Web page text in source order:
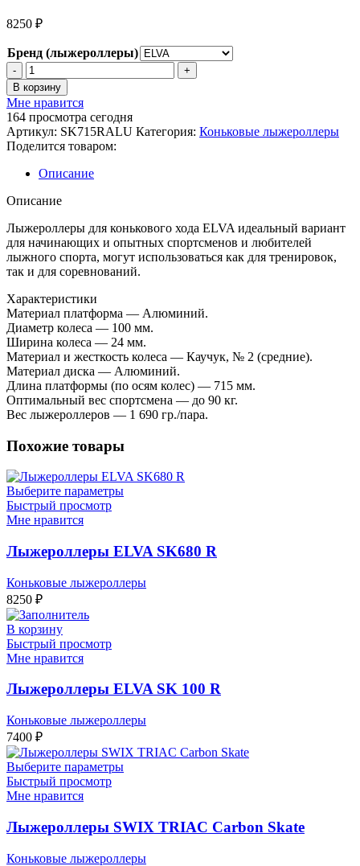
8250 ₽
Бренд (лыжероллеры)
Количество
товара
Лыжероллеры
ELVA
SK715R
ALU
В корзину
Мне нравится
164 просмотра сегодня
Артикул: SK715RALU Категория: Коньковые лыжероллеры
Поделится товаром:
Описание
Описание
Лыжероллеры для конькового хода ELVA идеальный вариант
для начинающих и опытных спортсменов и любителей
лыжного спорта, могут использоваться как для тренировок,
так и для соревнований.
Характеристики
Материал платформа — Алюминий.
Диаметр колеса — 100 мм.
Ширина колеса — 24 мм.
Материал и жесткость колеса — Каучук, № 2 (средние).
Материал диска — Алюминий.
Длина платформы (по осям колес) — 715 мм.
Оптимальный вес спортсмена — до 90 кг.
Вес лыжероллеров — 1 690 гр./пара.
Похожие товары
Выберите параметры
Быстрый просмотр
Мне нравится
Лыжероллеры ELVA SK680 R
Коньковые лыжероллеры
8250 ₽
В корзину
Быстрый просмотр
Мне нравится
Лыжероллеры ELVA SK 100 R
Коньковые лыжероллеры
7400 ₽
Выберите параметры
Быстрый просмотр
Мне нравится
Лыжероллеры SWIX TRIAC Carbon Skate
Коньковые лыжероллеры